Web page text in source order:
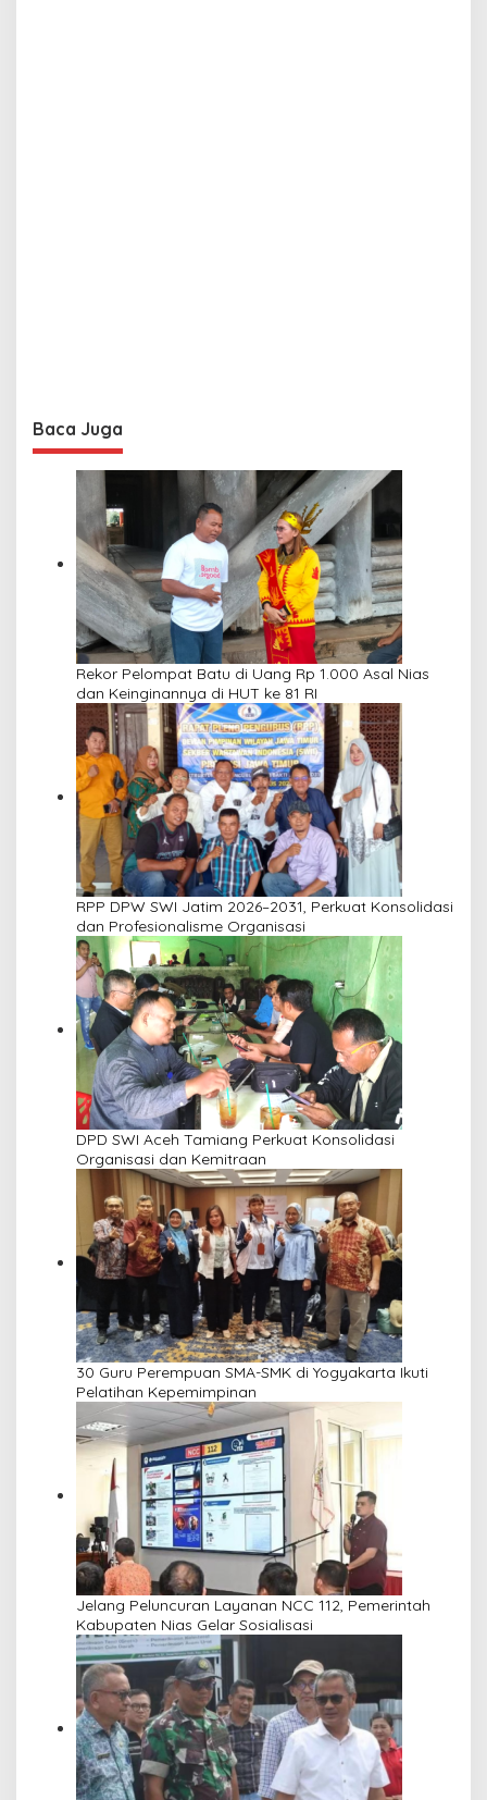
Baca Juga
Rekor Pelompat Batu di Uang Rp 1.000 Asal Nias
dan Keinginannya di HUT ke 81 RI
RPP DPW SWI Jatim 2026–2031, Perkuat Konsolidasi
dan Profesionalisme Organisasi
DPD SWI Aceh Tamiang Perkuat Konsolidasi
Organisasi dan Kemitraan
30 Guru Perempuan SMA-SMK di Yogyakarta Ikuti
Pelatihan Kepemimpinan
Jelang Peluncuran Layanan NCC 112, Pemerintah
Kabupaten Nias Gelar Sosialisasi